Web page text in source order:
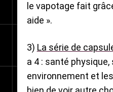
le vapotage fait
aide ».
3) La série de
a 4 : santé
environnement et